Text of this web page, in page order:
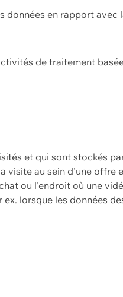
données en rapport avec
de traitement
et qui sont stockés
visite au sein d'une offre
ou l'endroit où une
lorsque les données